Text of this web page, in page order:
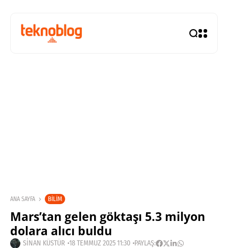
ANA SAYFA BILIM
Mars’tan gelen göktaşı 5.3 milyon
dolara alıcı buldu
SINAN KÜSTÜR 18 TEMMUZ 2025 11:30 PAYLAŞ: